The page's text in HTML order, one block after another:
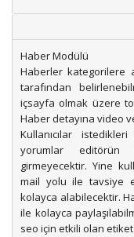
Haber Modülü
Haberler kategorilere
tarafından
içsayfa olmak üzere
Haber detayına video
Kullanıcılar
yorumlar editörün
girmeyecektir. Yine
mail yolu ile tavsiye
kolayca alabilecektir.
ile kolayca
seo için etkili olan